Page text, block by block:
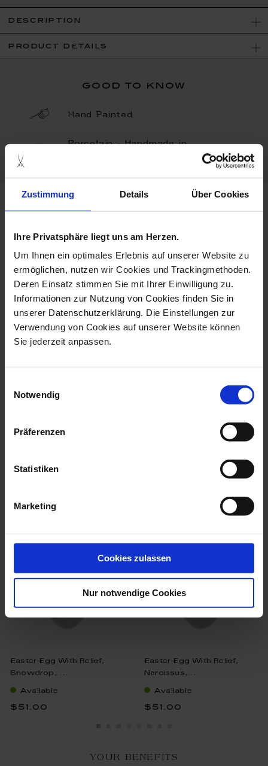
Zustimmung Details Über Cookies
Ihre Privatsphäre liegt uns am Herzen.
Um Ihnen ein optimales Erlebnis auf unserer Website zu
ermöglichen, nutzen wir Cookies und Trackingmethoden.
Deren Einsatz stimmen Sie mit Ihrer Einwilligung zu.
Informationen zur Nutzung von Cookies finden Sie in
unserer Datenschutzerklärung. Die Einstellungen zur
Verwendung von Cookies auf unserer Website können
Sie jederzeit anpassen.
Notwendig
Präferenzen
Statistiken
Marketing
Cookies zulassen
Nur notwendige Cookies
description
product details
good to know
Hand Painted
Porcelain - Handmade in
more products from the easter
Gold, H 5 C...
$82.00
Easter Egg, Newness, H
we think you’ll like these
Easter Egg With Relief,
Snowdrop, ...
Available
$51.00
Easter Egg With Relief,
Narcissus,...
Available
$51.00
YOUR BENEFITS